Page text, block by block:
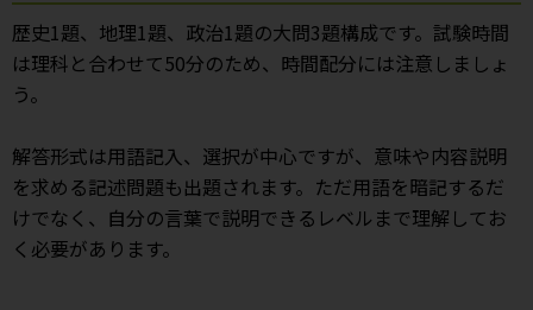
歴史1題、地理1題、政治1題の大問3題構成です。試験時間
は理科と合わせて50分のため、時間配分には注意しましょ
う。
解答形式は用語記入、選択が中心ですが、意味や内容説明
を求める記述問題も出題されます。ただ用語を暗記するだ
けでなく、自分の言葉で説明できるレベルまで理解してお
く必要があります。